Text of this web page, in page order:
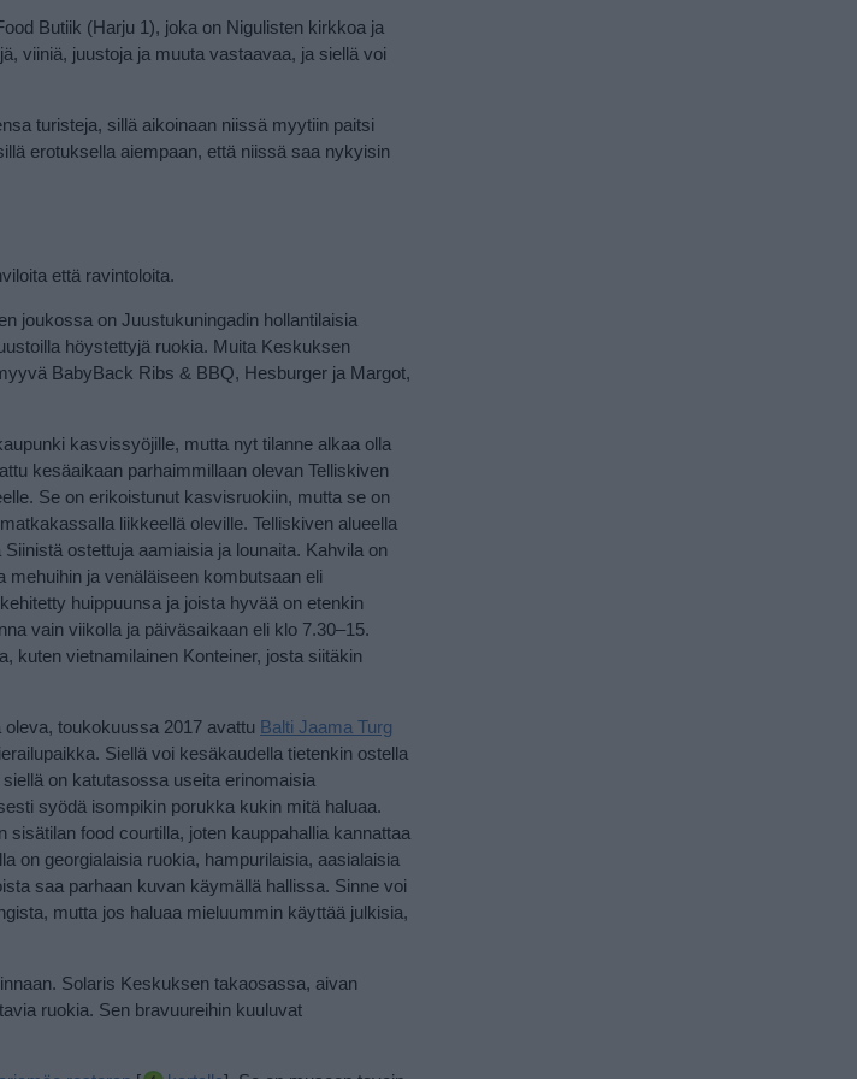
Butiik (Harju 1), joka on Nigulisten kirkkoa ja
viiniä, juustoja ja muuta vastaavaa, ja siellä voi
turisteja, sillä aikoinaan niissä myytiin paitsi
erotuksella aiempaan, että niissä saa nykyisin
että ravintoloita.
joukossa on Juustukuningadin hollantilaisia
höystettyjä ruokia. Muita Keskuksen
BabyBack Ribs & BBQ, Hesburger ja Margot,
kasvissyöjille, mutta nyt tilanne alkaa olla
kesäaikaan parhaimmillaan olevan Telliskiven
Se on erikoistunut kasvisruokiin, mutta se on
liikkeellä oleville. Telliskiven alueella
ostettuja aamiaisia ja lounaita. Kahvila on
ja venäläiseen kombutsaan eli
huippuunsa ja joista hyvää on etenkin
vain viikolla ja päiväsaikaan eli klo 7.30–15.
kuten vietnamilainen Konteiner, josta siitäkin
toukokuussa 2017 avattu Balti Jaama Turg
Siellä voi kesäkaudella tietenkin ostella
on katutasossa useita erinomaisia
syödä isompikin porukka kukin mitä haluaa.
food courtilla, joten kauppahallia kannattaa
on georgialaisia ruokia, hampurilaisia, aasialaisia
saa parhaan kuvan käymällä hallissa. Sinne voi
mutta jos haluaa mieluummin käyttää julkisia,
Solaris Keskuksen takaosassa, aivan
ruokia. Sen bravuureihin kuuluvat